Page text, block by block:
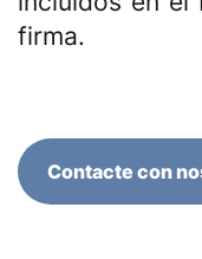
firma.
Contacte con